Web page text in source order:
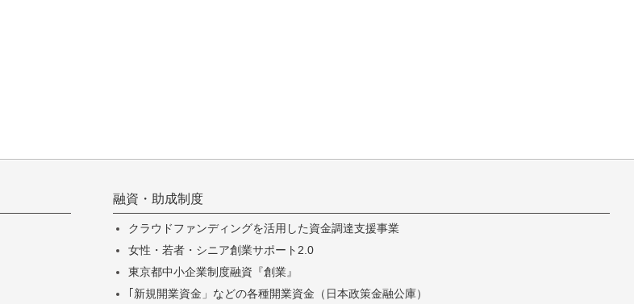
融資・助成制度
クラウドファンディングを活用した資金調達支援事業
女性・若者・シニア創業サポート2.0
東京都中小企業制度融資『創業』
｢新規開業資金」などの各種開業資金（日本政策金融公庫）